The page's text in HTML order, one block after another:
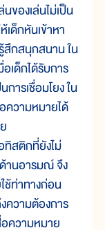
ของเล่นไม่เป็น
เด็กหันเข้าหา
สึกสนุกสนาน ใน
เด็กได้รับการ
การเชื่อมโยง ใน
วามหมายได้
ทิสติกที่ยังไม่
านอารมณ์ จึง
ช้ท่าทางก่อน
ความต้องการ
ความหมาย